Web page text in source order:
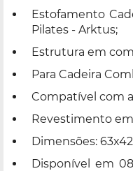
Estofamento
Pilates - Arktus;
Estrutura em
Para Cadeira
Compatível com
Revestimento
Dimensões:
Disponível em